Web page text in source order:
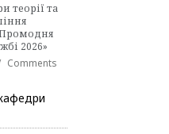
теорії та
2026»
Comments